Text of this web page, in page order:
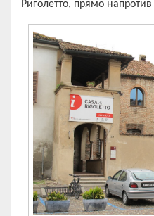
Риголетто, прямо